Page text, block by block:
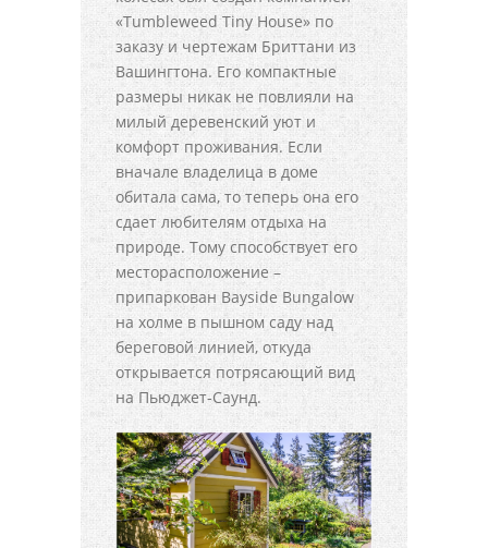
«Tumbleweed Tiny House» по
заказу и чертежам Бриттани из
Вашингтона. Его компактные
размеры никак не повлияли на
милый деревенский уют и
комфорт проживания. Если
вначале владелица в доме
обитала сама, то теперь она его
сдает любителям отдыха на
природе. Тому способствует его
месторасположение –
припаркован Bayside Bungalow
на холме в пышном саду над
береговой линией, откуда
открывается потрясающий вид
на Пьюджет-Саунд.